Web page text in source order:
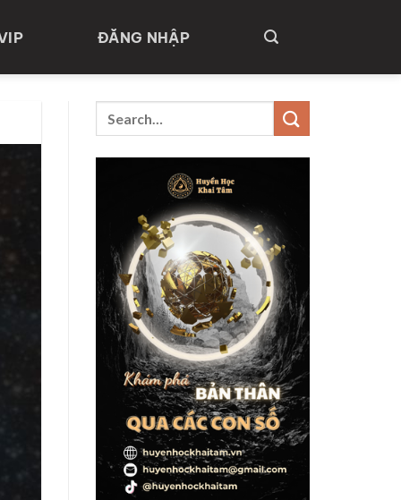
ĐĂNG NHẬP